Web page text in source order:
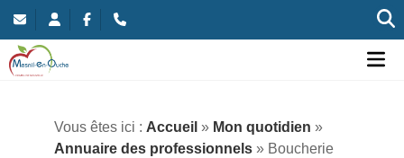
Vous êtes ici : Accueil » Mon quotidien »
Annuaire des professionnels » Boucherie